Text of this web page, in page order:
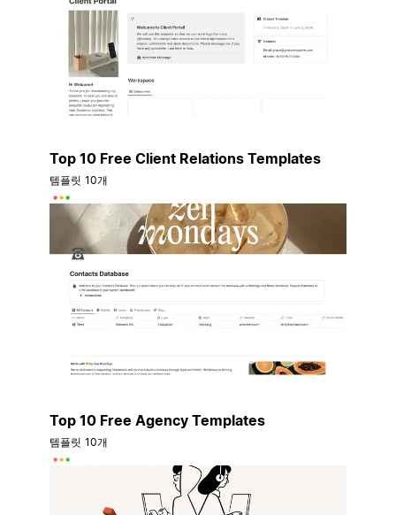
Top 10 Free Client Relations Templates
템플릿 10개
Top 10 Free Agency Templates
템플릿 10개